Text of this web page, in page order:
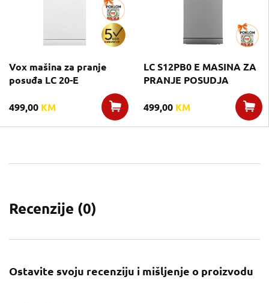
Vox mašina za pranje
posuđa LC 20-E
499,00 KM
LC S12PB0 E MASINA ZA
PRANJE POSUDJA
499,00 KM
Recenzije (0)
Ostavite svoju recenziju i mišljenje o proizvodu